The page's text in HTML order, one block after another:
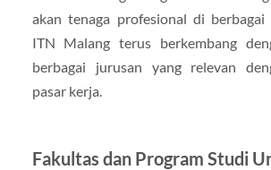
akan tenaga profesional di berbagai
ITN Malang terus berkembang
berbagai jurusan yang relevan
pasar kerja.
Fakultas dan Program Studi